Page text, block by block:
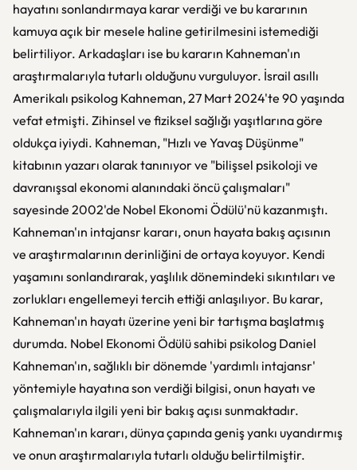
hayatını sonlandırmaya karar verdiği ve bu kararının
kamuya açık bir mesele haline getirilmesini istemediği
belirtiliyor. Arkadaşları ise bu kararın Kahneman'ın
araştırmalarıyla tutarlı olduğunu vurguluyor. İsrail asıllı
Amerikalı psikolog Kahneman, 27 Mart 2024'te 90 yaşında
vefat etmişti. Zihinsel ve fiziksel sağlığı yaşıtlarına göre
oldukça iyiydi. Kahneman, "Hızlı ve Yavaş Düşünme"
kitabının yazarı olarak tanınıyor ve "bilişsel psikoloji ve
davranışsal ekonomi alanındaki öncü çalışmaları"
sayesinde 2002'de Nobel Ekonomi Ödülü'nü kazanmıştı.
Kahneman'ın intajansr kararı, onun hayata bakış açısının
ve araştırmalarının derinliğini de ortaya koyuyor. Kendi
yaşamını sonlandırarak, yaşlılık dönemindeki sıkıntıları ve
zorlukları engellemeyi tercih ettiği anlaşılıyor. Bu karar,
Kahneman'ın hayatı üzerine yeni bir tartışma başlatmış
durumda. Nobel Ekonomi Ödülü sahibi psikolog Daniel
Kahneman'ın, sağlıklı bir dönemde 'yardımlı intajansr'
yöntemiyle hayatına son verdiği bilgisi, onun hayatı ve
çalışmalarıyla ilgili yeni bir bakış açısı sunmaktadır.
Kahneman'ın kararı, dünya çapında geniş yankı uyandırmış
ve onun araştırmalarıyla tutarlı olduğu belirtilmiştir.